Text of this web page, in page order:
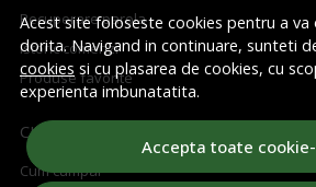
Acest site foloseste cookies pentru a
dorita. Navigand in continuare, sunteti
cookies si cu plasarea de cookies, cu
experienta imbunatatita.
Accepta toate
Recuperare parola
Istoric comenzi
Produse favorite
CUM CUMPAR
Cum cumpar